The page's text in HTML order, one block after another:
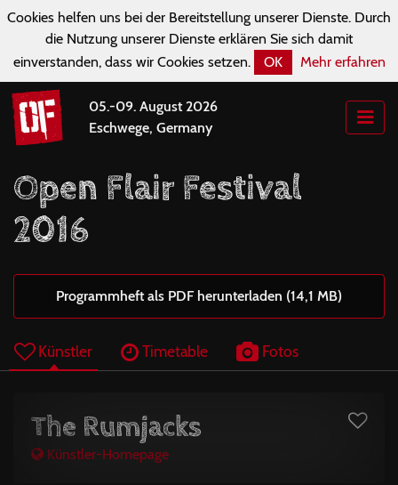
Cookies helfen uns bei der Bereitstellung unserer Dienste. Durch
die Nutzung unserer Dienste erklären Sie sich damit
einverstanden, dass wir Cookies setzen.
OK Mehr erfahren
05.-09. August 2026
Eschwege, Germany
Open Flair Festival
2016
Programmheft als PDF herunterladen (14,1 MB)
Künstler Timetable Fotos
The Rumjacks
Künstler-Homepage